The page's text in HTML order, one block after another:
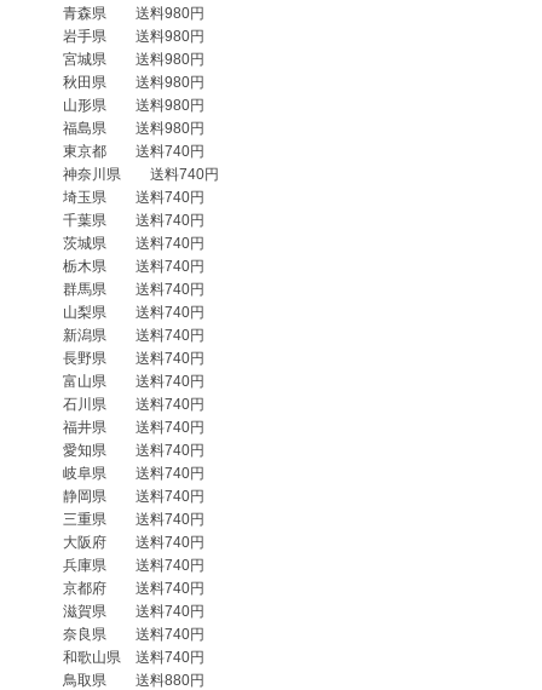
青森県　　送料980円
岩手県　　送料980円
宮城県　　送料980円
秋田県　　送料980円
山形県　　送料980円
福島県　　送料980円
東京都　　送料740円
神奈川県　　送料740円
埼玉県　　送料740円
千葉県　　送料740円
茨城県　　送料740円
栃木県　　送料740円
群馬県　　送料740円
山梨県　　送料740円
新潟県　　送料740円
長野県　　送料740円
富山県　　送料740円
石川県　　送料740円
福井県　　送料740円
愛知県　　送料740円
岐阜県　　送料740円
静岡県　　送料740円
三重県　　送料740円
大阪府　　送料740円
兵庫県　　送料740円
京都府　　送料740円
滋賀県　　送料740円
奈良県　　送料740円
和歌山県　送料740円
鳥取県　　送料880円